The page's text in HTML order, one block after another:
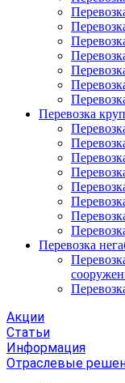
Перевозка
Перевозка
Акции
Статьи
Информация
Отраслевые